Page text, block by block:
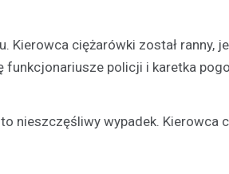
Kierowca ciężarówki został ranny,
funkcjonariusze policji i karetka
nieszczęśliwy wypadek. Kierowca
Kronika policyjna
Recydywista za
nieodpowiedzialnego
W wyniku szybkiego